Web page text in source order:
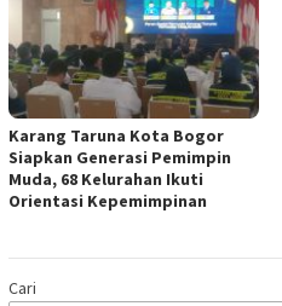
Karang Taruna Kota Bogor
Siapkan Generasi Pemimpin
Muda, 68 Kelurahan Ikuti
Orientasi Kepemimpinan
Cari